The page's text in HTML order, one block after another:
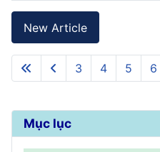
Mục lục
Articles
New Article
3 4 5 6